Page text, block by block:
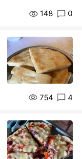
148 0
754 4